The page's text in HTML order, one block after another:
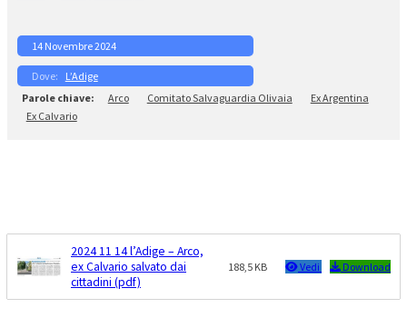
14 Novembre 2024
L’Adige
Arco
Comitato Salvaguardia Olivaia
Ex Argentina
Ex Calvario
2024 11 14 l’Adige – Arco,
ex Calvario salvato dai
cittadini (pdf)
188,5 KB Vedi Download